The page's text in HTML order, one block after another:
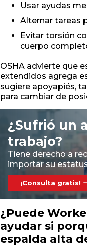
Usar ayudas
Alternar tareas
Evitar torsión
cuerpo
OSHA advierte que
extendidos agrega
sugiere apoyapiés,
para cambiar de
¿Sufrió un
trabajo?
Tiene derecho a
importar su
¡Consulta gratis!
¿Puede
ayudar si
espalda alta